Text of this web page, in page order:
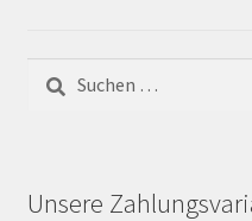
nach:
Unsere